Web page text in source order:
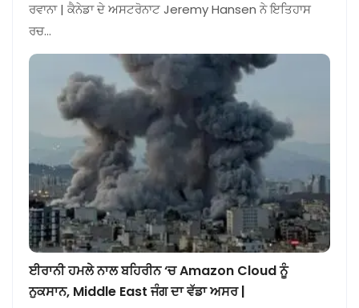
ਰਵਾਨਾ | ਕੈਨੇਡਾ ਦੇ ਅਸਟਰੋਨਾਟ Jeremy Hansen ਨੇ ਇਤਿਹਾਸ
ਰਚ…
ਈਰਾਨੀ ਹਮਲੇ ਨਾਲ ਬਹਿਰੀਨ ‘ਚ Amazon Cloud ਨੂੰ
ਨੁਕਸਾਨ, Middle East ਜੰਗ ਦਾ ਵੱਡਾ ਅਸਰ |